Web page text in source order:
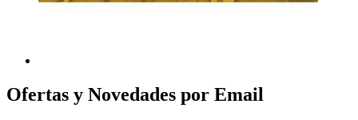
Ofertas y Novedades por Email